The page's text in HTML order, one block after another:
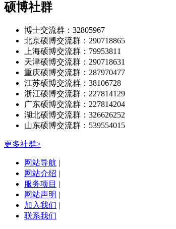
硕博社群
博士交流群：32805967
北京硕博交流群：290718865
上海硕博交流群：79953811
天津硕博交流群：290718631
重庆硕博交流群：287970477
江苏硕博交流群：38106728
浙江硕博交流群：227814129
广东硕博交流群：227814204
湖北硕博交流群：326626252
山东硕博交流群：539554015
更多社群>
网站导航 |
网站介绍 |
服务项目 |
网站声明 |
加入我们 |
联系我们